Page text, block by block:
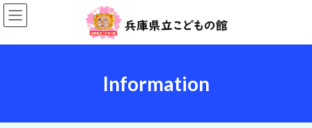
コ
ン
ン
ナ
ビ
ー
Information